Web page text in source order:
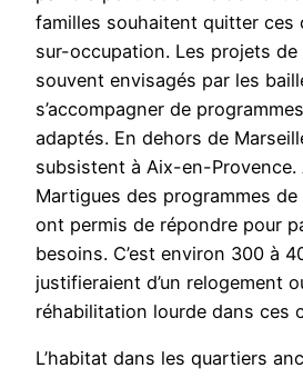
familles souhaitent quitter ces
sur-occupation. Les projets
souvent envisagés par les
s’accompagner de
adaptés. En dehors de
subsistent à Aix-en-Provence.
Martigues des programmes
ont permis de répondre pour
besoins. C’est environ 300 à
justifieraient d’un relogement
réhabilitation lourde dans ces
L’habitat dans les quartiers